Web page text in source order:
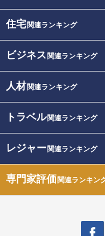
住宅関連ランキング
ビジネス 関連ランキング
人材関連ランキング
トラベル関連ランキング
レジャー関連ランキング
専門家評価関連ランキン